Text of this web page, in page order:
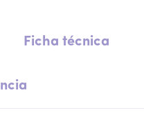
Ficha técnica